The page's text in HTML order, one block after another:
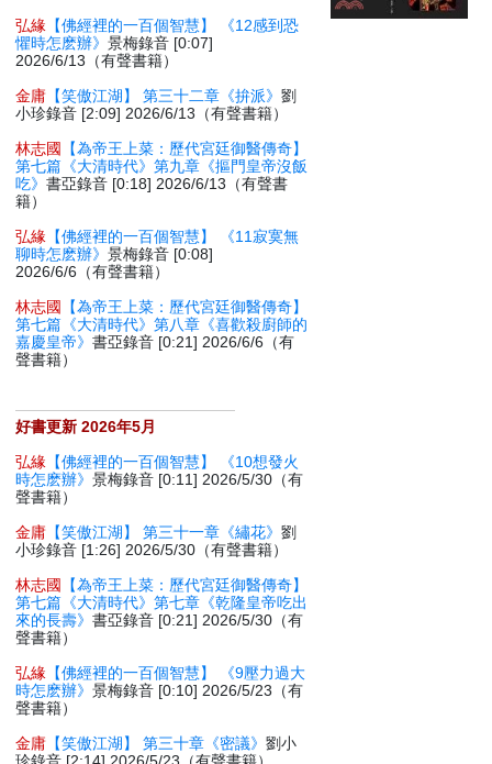
弘緣 【佛經裡的一百個智慧】 《12感到恐
懼時怎麽辦》景梅錄音 [0:07]
2026/6/13（有聲書籍）
金庸 【笑傲江湖】 第三十二章《拚派》劉
小珍錄音 [2:09] 2026/6/13（有聲書籍）
林志國
【為帝王上菜：歷代宮廷御醫傳奇】
第七篇《大清時代》第九章《摳門皇帝沒飯
吃》書亞錄音 [0:18] 2026/6/13（有聲書
籍）
弘緣 【佛經裡的一百個智慧】 《11寂寞無
聊時怎麽辦》景梅錄音 [0:08]
2026/6/6（有聲書籍）
林志國
【為帝王上菜：歷代宮廷御醫傳奇】
第七篇《大清時代》第八章《喜歡殺廚師的
嘉慶皇帝》書亞錄音 [0:21] 2026/6/6（有
聲書籍）
好書更新 2026年5月
弘緣 【佛經裡的一百個智慧】 《10想發火
時怎麽辦》景梅錄音 [0:11] 2026/5/30（有
聲書籍）
金庸 【笑傲江湖】 第三十一章《繡花》劉
小珍錄音 [1:26] 2026/5/30（有聲書籍）
林志國
【為帝王上菜：歷代宮廷御醫傳奇】
第七篇《大清時代》第七章《乾隆皇帝吃出
來的長壽》書亞錄音 [0:21] 2026/5/30（有
聲書籍）
弘緣 【佛經裡的一百個智慧】 《9壓力過大
時怎麽辦》景梅錄音 [0:10] 2026/5/23（有
聲書籍）
金庸 【笑傲江湖】 第三十章《密議》劉小